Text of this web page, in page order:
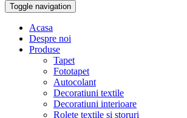
Toggle navigation
Acasa
Despre noi
Produse
Tapet
Fototapet
Autocolant
Decoratiuni textile
Decoratiuni interioare
Rolete textile si storuri